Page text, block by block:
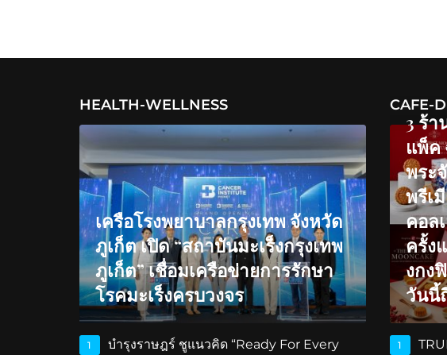
HEALTH-WELLNESS
เครือโรงพยาบาลกรุงเทพ จังหวัด
ภูเก็ต เปิด “สถาบันมะเร็งกรุงเทพ
ภูเก็ต” เชื่อมเครือข่ายการรักษา
โรคมะเร็งครบวงจร
1
บำรุงราษฎร์ ชูแนวคิด “Ready For Every
CAFE-
3 ร้
แพ็ค
พระ
พรีเ
คอล
ครั้ง
งกง
วันนี้
1